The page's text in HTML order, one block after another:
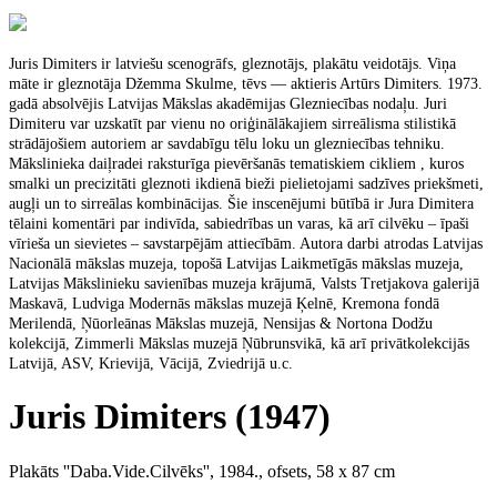
Juris Dimiters ir latviešu scenogrāfs, gleznotājs, plakātu veidotājs. Viņa
māte ir gleznotāja Džemma Skulme, tēvs — aktieris Artūrs Dimiters. 1973.
gadā absolvējis Latvijas Mākslas akadēmijas Glezniecības nodaļu. Juri
Dimiteru var uzskatīt par vienu no oriģinālākajiem sirreālisma stilistikā
strādājošiem autoriem ar savdabīgu tēlu loku un glezniecības tehniku.
Mākslinieka daiļradei raksturīga pievēršanās tematiskiem cikliem , kuros
smalki un precizitāti gleznoti ikdienā bieži pielietojami sadzīves priekšmeti,
augļi un to sirreālas kombinācijas. Šie inscenējumi būtībā ir Jura Dimitera
tēlaini komentāri par indivīda, sabiedrības un varas, kā arī cilvēku – īpaši
vīrieša un sievietes – savstarpējām attiecībām. Autora darbi atrodas Latvijas
Nacionālā mākslas muzeja, topošā Latvijas Laikmetīgās mākslas muzeja,
Latvijas Mākslinieku savienības muzeja krājumā, Valsts Tretjakova galerijā
Maskavā, Ludviga Modernās mākslas muzejā Ķelnē, Kremona fondā
Merilendā, Ņūorleānas Mākslas muzejā, Nensijas & Nortona Dodžu
kolekcijā, Zimmerli Mākslas muzejā Ņūbrunsvikā, kā arī privātkolekcijās
Latvijā, ASV, Krievijā, Vācijā, Zviedrijā u.c.
Juris Dimiters (1947)
Plakāts ''Daba.Vide.Cilvēks'', 1984., ofsets, 58 x 87 cm